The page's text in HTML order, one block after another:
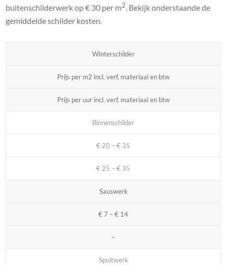
buitenschilderwerk op € 30 per m2 . Bekijk onderstaande de
gemiddelde schilder kosten.
Winterschilder
Prijs per m2 incl. verf, materiaal en btw
Prijs per uur incl. verf, materiaal en btw
Binnenschilder
€ 20 – € 35
€ 25 – € 35
Sauswerk
€ 7 – € 14
–
Spuitwerk